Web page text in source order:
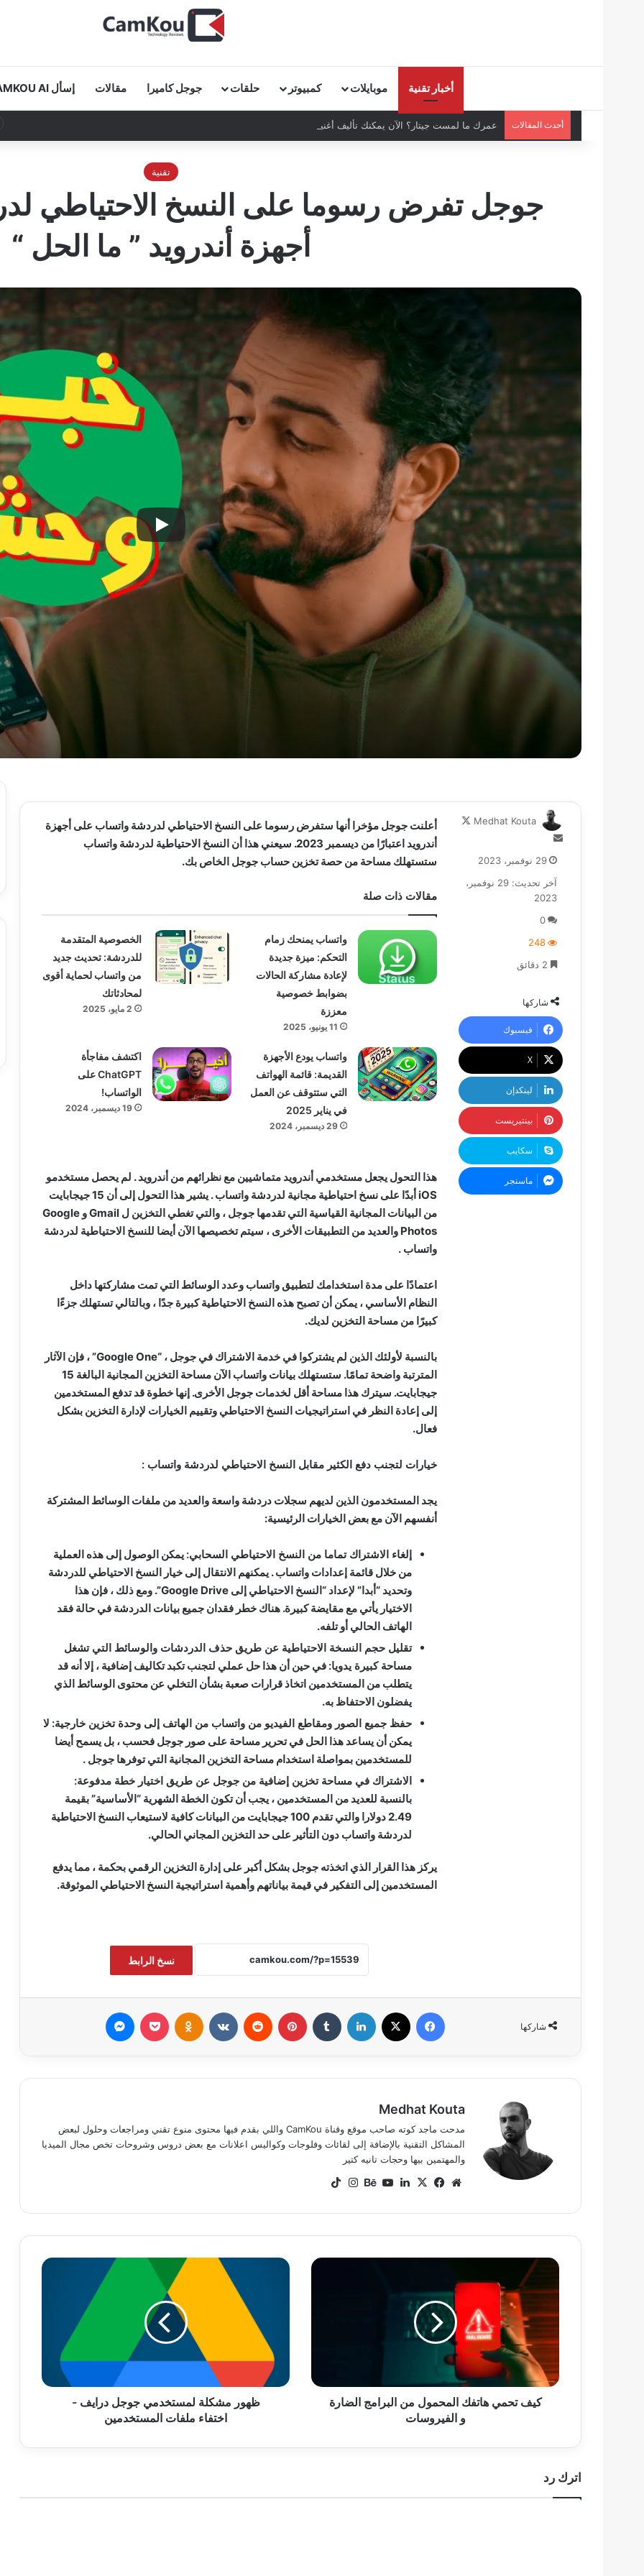
أخبار تقنية موبايلات كمبيوتر حلقات جوجل كاميرا مقالات إسأل CAMKOU AI
أحدث المقالات عمرك ما لمست جيتار؟ الآن يمكنك تأليف أغنية كاملة في دقائق!
تقنية
جوجل تفرض رسوما على النسخ الاحتياطي
أجهزة أندرويد ” ما الحل “
أعلنت جوجل مؤخرا أنها ستفرض رسوما على النسخ الاحتياطي لدردشة واتساب على أجهزة
أندرويد اعتبارًا من ديسمبر 2023. سيعني هذا أن النسخ الاحتياطية لدردشة واتساب
ستستهلك مساحة من حصة تخزين حساب جوجل الخاص بك.
مقالات ذات صلة
واتساب يمنحك زمام
التحكم: ميزة جديدة
لإعادة مشاركة الحالات
بضوابط خصوصية
معززة
11 يونيو، 2025
الخصوصية المتقدمة
للدردشة: تحديث جديد
من واتساب لحماية أقوى
لمحادثاتك
2 مايو، 2025
واتساب يودع الأجهزة
القديمة: قائمة الهواتف
التي ستتوقف عن العمل
في يناير 2025
29 ديسمبر، 2024
اكتشف مفاجأة
ChatGPT على
الواتساب!
19 ديسمبر، 2024
هذا التحول يجعل مستخدمي أندرويد متماشيين مع نظرائهم من أندرويد . لم يحصل مستخدمو
iOS أبدًا على نسخ احتياطية مجانية لدردشة واتساب . يشير هذا التحول إلى أن 15 جيجابايت
من البيانات المجانية القياسية التي تقدمها جوجل ، والتي تغطي التخزين ل Gmail و Google
Photos والعديد من التطبيقات الأخرى ، سيتم تخصيصها الآن أيضا للنسخ الاحتياطية لدردشة
واتساب .
اعتمادًا على مدة استخدامك لتطبيق واتساب وعدد الوسائط التي تمت مشاركتها داخل
النظام الأساسي ، يمكن أن تصبح هذه النسخ الاحتياطية كبيرة جدًا ، وبالتالي تستهلك جزءًا
كبيرًا من مساحة التخزين لديك.
بالنسبة لأولئك الذين لم يشتركوا في خدمة الاشتراك في جوجل ، “Google One” ، فإن الآثار
المترتبة واضحة تمامًا. ستستهلك بيانات واتساب الآن مساحة التخزين المجانية البالغة 15
جيجابايت. سيترك هذا مساحة أقل لخدمات جوجل الأخرى. إنها خطوة قد تدفع المستخدمين
إلى إعادة النظر في استراتيجيات النسخ الاحتياطي وتقييم الخيارات لإدارة التخزين بشكل
فعال.
خيارات لتجنب دفع الكثير مقابل النسخ الاحتياطي لدردشة واتساب :
يجد المستخدمون الذين لديهم سجلات دردشة واسعة والعديد من ملفات الوسائط المشتركة
أنفسهم الآن مع بعض الخيارات الرئيسية:
إلغاء الاشتراك تماما من النسخ الاحتياطي السحابي: يمكن الوصول إلى هذه العملية
من خلال قائمة إعدادات واتساب . يمكنهم الانتقال إلى خيار النسخ الاحتياطي للدردشة
وتحديد “أبدا” لإعداد “النسخ الاحتياطي إلى Google Drive”. ومع ذلك ، فإن هذا
الاختيار يأتي مع مقايضة كبيرة. هناك خطر فقدان جميع بيانات الدردشة في حالة فقد
الهاتف الحالي أو تلفه.
تقليل حجم النسخة الاحتياطية عن طريق حذف الدردشات والوسائط التي تشغل
مساحة كبيرة يدويا: في حين أن هذا حل عملي لتجنب تكبد تكاليف إضافية ، إلا أنه قد
يتطلب من المستخدمين اتخاذ قرارات صعبة بشأن التخلي عن محتوى الوسائط الذي
يفضلون الاحتفاظ به.
حفظ جميع الصور ومقاطع الفيديو من واتساب من الهاتف إلى وحدة تخزين خارجية: لا
يمكن أن يساعد هذا الحل في تحرير مساحة على صور جوجل فحسب ، بل يسمح أيضا
للمستخدمين بمواصلة استخدام مساحة التخزين المجانية التي توفرها جوجل .
الاشتراك في مساحة تخزين إضافية من جوجل عن طريق اختيار خطة مدفوعة:
بالنسبة للعديد من المستخدمين ، يجب أن تكون الخطة الشهرية “الأساسية” بقيمة
2.49 دولارا والتي تقدم 100 جيجابايت من البيانات كافية لاستيعاب النسخ الاحتياطية
لدردشة واتساب دون التأثير على حد التخزين المجاني الحالي.
يركز هذا القرار الذي اتخذته جوجل بشكل أكبر على إدارة التخزين الرقمي بحكمة ، مما يدفع
المستخدمين إلى التفكير في قيمة بياناتهم وأهمية استراتيجية النسخ الاحتياطي الموثوقة.
نسخ الرابط
Medhat Kouta
أرسل
إلكترونيا
29 نوفمبر، 2023
آخر تحديث: 29 نوفمبر،
2023
0
248
شاركها
فيسبوك
‫X
لينكدإن
بينتيريست
سكايب
ماسنجر
شاركها
فيسبوك لينكدإن بينتيريست Odnoklassniki
‫Pocket
Medhat Kouta
مدحت ماجد كوته صاحب موقع وقناة CamKou واللي بقدم فيها محتوى منوع تقني ومراجعات وحلول لبعض
المشاكل التقنية بالإضافة إلى لقائات وفلوجات وكواليس اعلانات مع بعض دروس وشروحات تخص مجال الميديا
والمهتمين بيها وحجات تانيه كتير
موقعفيسبوك
‫X لينكدإن‫YouTube
بيهانسانستقرام
كيف
هاتفك
المحمول
من
البرامج
و
الفيروسات
كيف تحمي هاتفك المحمول من البرامج الضارة
و الفيروسات
ظهور
اختفاء
ملفات
المستخدمين
ظهور مشكلة لمستخدمي جوجل درايف -
اختفاء ملفات المستخدمين
اترك رد